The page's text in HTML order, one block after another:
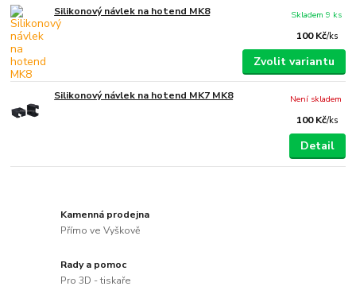
Silikonový návlek na hotend MK8
100 Kč/ks
Skladem 9 ks
Zvolit variantu
Silikonový návlek na hotend MK7 MK8
100 Kč/ks
Není skladem
Detail
Kamenná prodejna
Přímo ve Vyškově
Rady a pomoc
Pro 3D - tiskaře